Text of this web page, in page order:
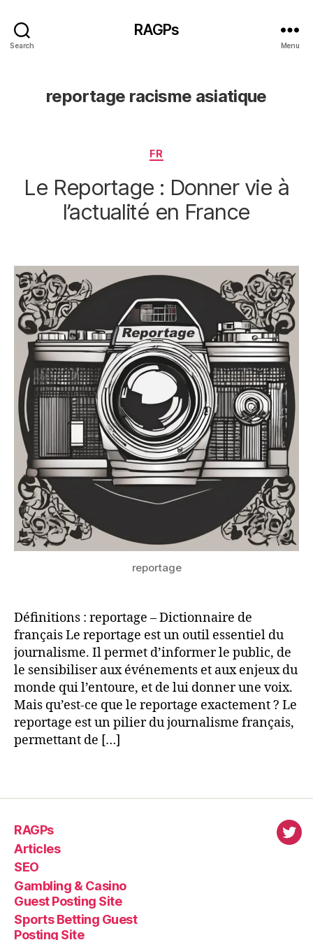
Search
RAGPs
Menu
reportage racisme asiatique
Categories
FR
Le Reportage : Donner vie à
l’actualité en France
reportage
Définitions : reportage – Dictionnaire de
français Le reportage est un outil essentiel du
journalisme. Il permet d’informer le public, de
le sensibiliser aux événements et aux enjeux du
monde qui l’entoure, et de lui donner une voix.
Mais qu’est-ce que le reportage exactement ? Le
reportage est un pilier du journalisme français,
permettant de […]
RAGPs
Articles
SEO
Gambling & Casino
Guest Posting Site
Sports Betting Guest
Posting Site